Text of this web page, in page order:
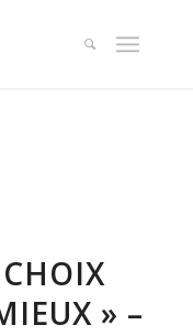
» –